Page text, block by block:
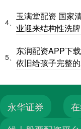
4、
玉满堂配资 国家
业迎来结构性洗牌
5、
东润配资APP下
依旧给孩子完整
永华证券